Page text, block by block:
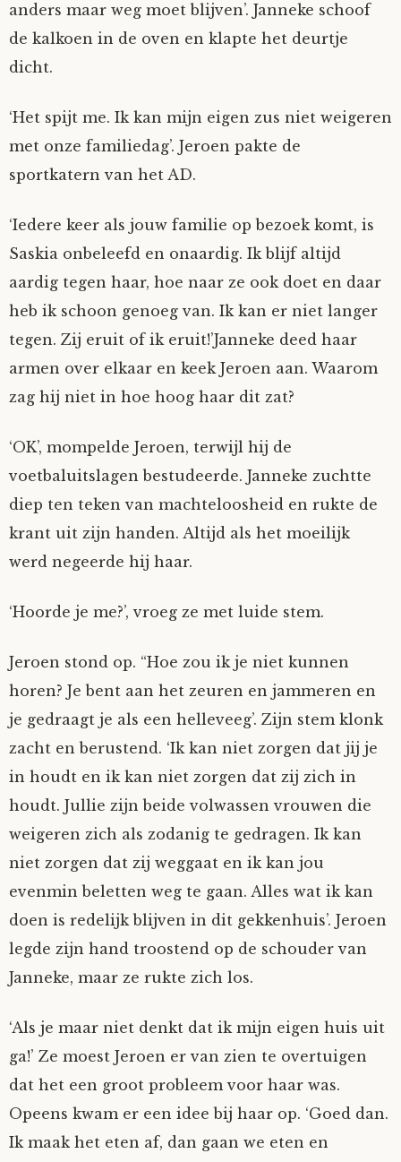
Stefan
Switch
Vorrion
Vrolijke Dondersteen
Zofianina
anders maar weg moet blijven’. Janneke schoof
de kalkoen in de oven en klapte het deurtje
dicht.
‘Het spijt me. Ik kan mijn eigen zus niet weigeren
met onze familiedag’. Jeroen pakte de
sportkatern van het AD.
‘Iedere keer als jouw familie op bezoek komt, is
Saskia onbeleefd en onaardig. Ik blijf altijd
aardig tegen haar, hoe naar ze ook doet en daar
heb ik schoon genoeg van. Ik kan er niet langer
tegen. Zij eruit of ik eruit!’Janneke deed haar
armen over elkaar en keek Jeroen aan. Waarom
zag hij niet in hoe hoog haar dit zat?
‘OK’, mompelde Jeroen, terwijl hij de
voetbaluitslagen bestudeerde. Janneke zuchtte
diep ten teken van machteloosheid en rukte de
krant uit zijn handen. Altijd als het moeilijk
werd negeerde hij haar.
‘Hoorde je me?’, vroeg ze met luide stem.
Jeroen stond op. “Hoe zou ik je niet kunnen
horen? Je bent aan het zeuren en jammeren en
je gedraagt je als een helleveeg’. Zijn stem klonk
zacht en berustend. ‘Ik kan niet zorgen dat jij je
in houdt en ik kan niet zorgen dat zij zich in
houdt. Jullie zijn beide volwassen vrouwen die
weigeren zich als zodanig te gedragen. Ik kan
niet zorgen dat zij weggaat en ik kan jou
evenmin beletten weg te gaan. Alles wat ik kan
doen is redelijk blijven in dit gekkenhuis’. Jeroen
legde zijn hand troostend op de schouder van
Janneke, maar ze rukte zich los.
‘Als je maar niet denkt dat ik mijn eigen huis uit
ga!’ Ze moest Jeroen er van zien te overtuigen
dat het een groot probleem voor haar was.
Opeens kwam er een idee bij haar op. ‘Goed dan.
Ik maak het eten af, dan gaan we eten en